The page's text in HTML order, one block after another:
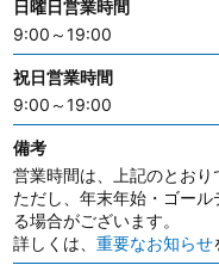
日曜日営業時間
9:00～19:00
祝日営業時間
9:00～19:00
備考
営業時間は、上記のとおり
ただし、年末年始・ゴー
る場合がございます。
詳しくは、 重要なお知らせ